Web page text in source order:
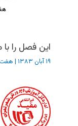
این فصل را
۱۹ آبان ۱۳۸۳ |